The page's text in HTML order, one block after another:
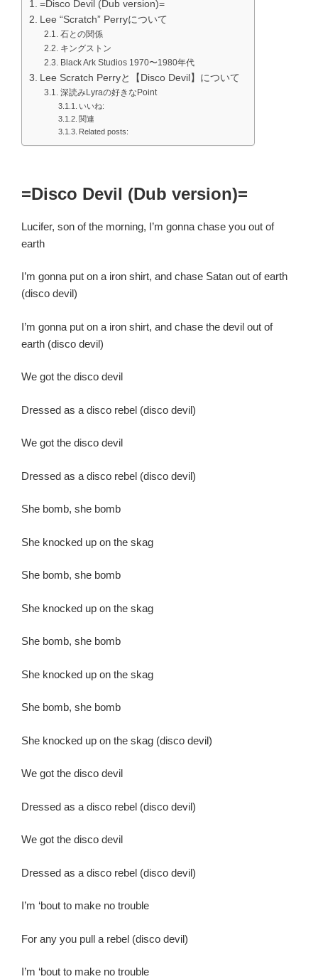
=Disco Devil (Dub version)=
Lee “Scratch” Perryについて
石との関係
キングストン
Black Ark Studios 1970〜1980年代
Lee Scratch Perryと【Disco Devil】について
深読みLyraの好きなPoint
いいね:
関連
Related posts:
=Disco Devil (Dub version)=
Lucifer, son of the morning, I’m gonna chase you out of
earth
I’m gonna put on a iron shirt, and chase Satan out of earth
(disco devil)
I’m gonna put on a iron shirt, and chase the devil out of
earth (disco devil)
We got the disco devil
Dressed as a disco rebel (disco devil)
We got the disco devil
Dressed as a disco rebel (disco devil)
She bomb, she bomb
She knocked up on the skag
She bomb, she bomb
She knocked up on the skag
She bomb, she bomb
She knocked up on the skag
She bomb, she bomb
She knocked up on the skag (disco devil)
We got the disco devil
Dressed as a disco rebel (disco devil)
We got the disco devil
Dressed as a disco rebel (disco devil)
I’m ‘bout to make no trouble
For any you pull a rebel (disco devil)
I’m ‘bout to make no trouble